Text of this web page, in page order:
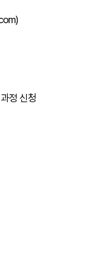
정 신청